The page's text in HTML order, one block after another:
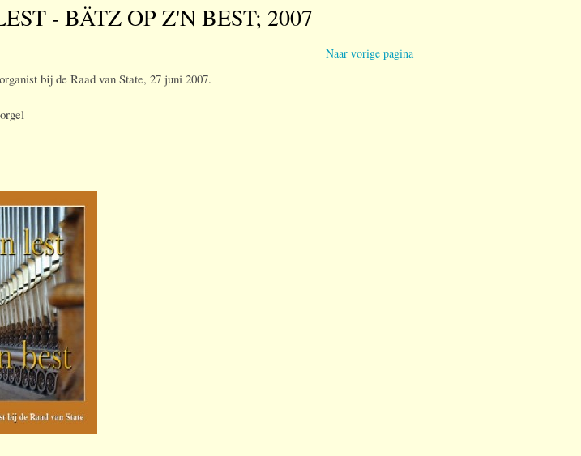
- BÄTZ OP Z'N BEST; 2007
Naar vorige pagina
bij de Raad van State, 27 juni 2007.